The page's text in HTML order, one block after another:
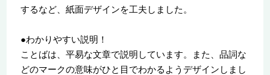
するなど、紙面デザインを工夫しました。
●わかりやすい説明！
ことばは、平易な文章で説明しています。また、品詞な
どのマークの意味がひと目でわかるようデザインしまし